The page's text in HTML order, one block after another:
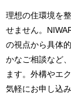
理想の住環境を
せません。
の視点から具体
かなご相談など
ます。外構やエ
気軽にお申し込